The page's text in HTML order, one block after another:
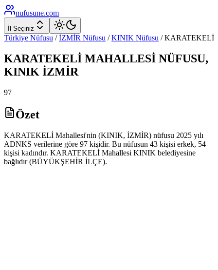
nufusune.com
İl Seçiniz
Türkiye Nüfusu / İZMİR Nüfusu / KINIK Nüfusu /KARATEKELİ
KARATEKELİ MAHALLESİ NÜFUSU,
KINIK İZMİR
97
Özet
KARATEKELİ Mahallesi'nin (KINIK, İZMİR) nüfusu 2025 yılı
ADNKS verilerine göre 97 kişidir. Bu nüfusun 43 kişisi erkek, 54
kişisi kadındır. KARATEKELİ Mahallesi KINIK belediyesine
bağlıdır (BÜYÜKŞEHİR İLÇE).